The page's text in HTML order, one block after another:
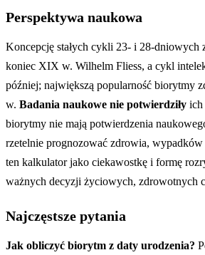
Perspektywa naukowa
Koncepcję stałych cykli 23- i 28-dniowych
koniec XIX w. Wilhelm Fliess, a cykl
później; największą popularność biorytmy
w. Badania naukowe nie potwierdziły ich
biorytmy nie mają potwierdzenia
rzetelnie prognozować zdrowia,
ten kalkulator jako ciekawostkę i formę
ważnych decyzji życiowych, zdrowotnych
Najczęstsze pytania
Jak obliczyć biorytm z daty urodzenia?